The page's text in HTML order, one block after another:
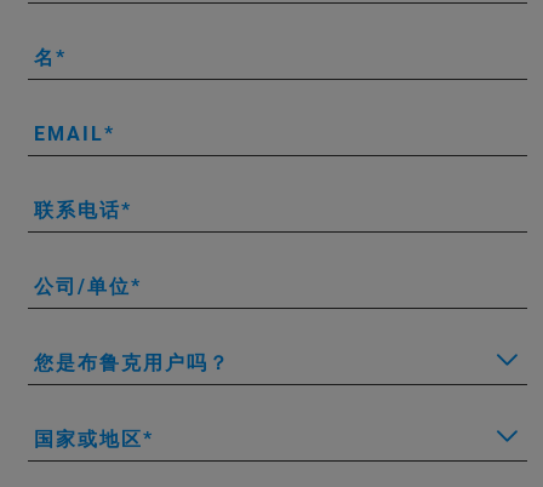
名
EMAIL
联系电话
公司/单位
您是布鲁克用户吗？
国家或地区